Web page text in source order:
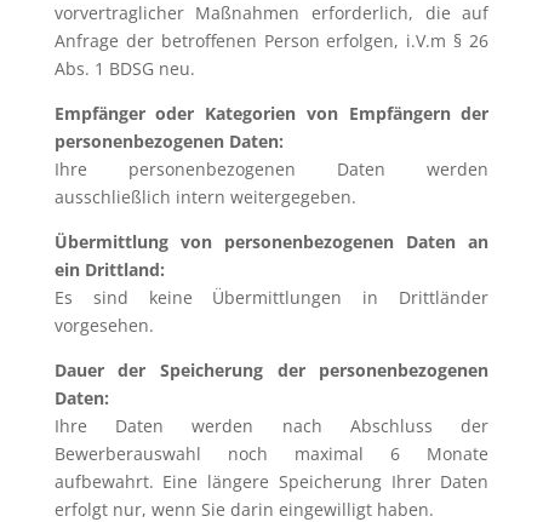
vorvertraglicher Maßnahmen erforderlich, die auf
Anfrage der betroffenen Person erfolgen, i.V.m § 26
Abs. 1 BDSG neu.
Empfänger oder Kategorien von Empfängern der
personenbezogenen Daten:
Ihre personenbezogenen Daten werden
ausschließlich intern weitergegeben.
Übermittlung von personenbezogenen Daten an
ein Drittland:
Es sind keine Übermittlungen in Drittländer
vorgesehen.
Dauer der Speicherung der personenbezogenen
Daten:
Ihre Daten werden nach Abschluss der
Bewerberauswahl noch maximal 6 Monate
aufbewahrt. Eine längere Speicherung Ihrer Daten
erfolgt nur, wenn Sie darin eingewilligt haben.